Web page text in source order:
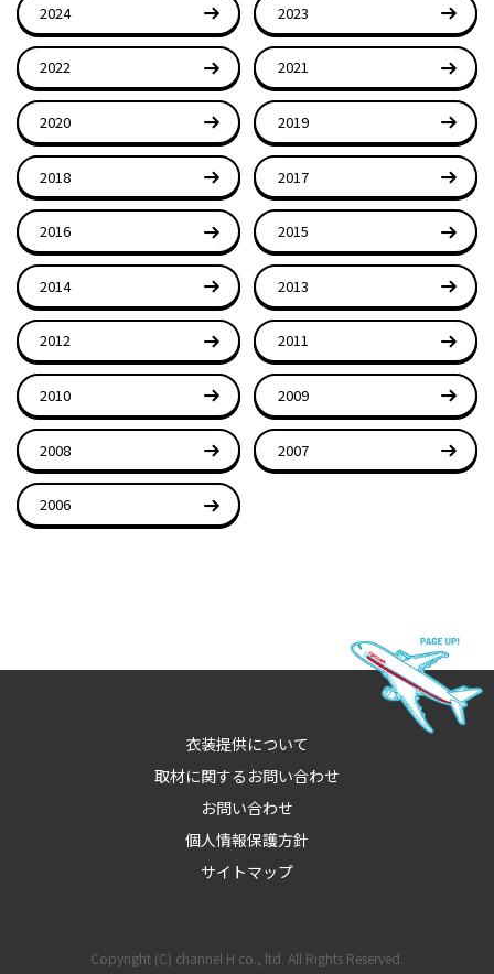
2024 2023
2022 2021
2020 2019
2018 2017
2016 2015
2014 2013
2012 2011
2010 2009
2008 2007
2006
衣装提供について
取材に関するお問い合わせ
お問い合わせ
個人情報保護方針
サイトマップ
Copyright (C) channel H co., ltd. All Rights Reserved.